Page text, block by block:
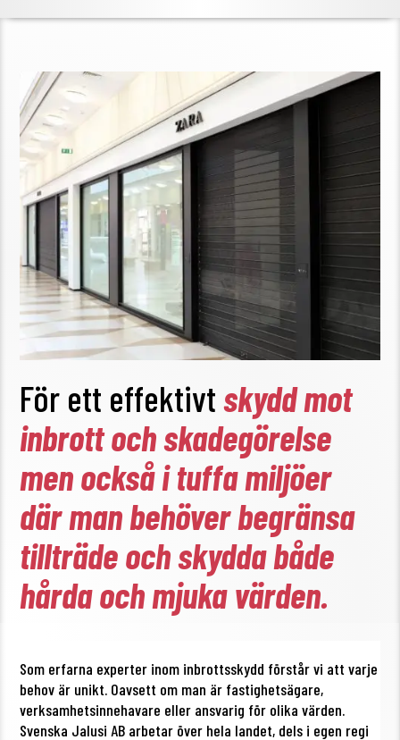
För ett effektivtskydd mot
inbrott och skadegörelse
men också i tuffa miljöer
där man behöver begränsa
tillträde och skydda både
hårda och mjuka värden.
Som erfarna experter inom inbrottsskydd förstår vi att varje
behov är unikt. Oavsett om man är fastighetsägare,
verksamhetsinnehavare eller ansvarig för olika värden.
Svenska Jalusi AB arbetar över hela landet, dels i egen regi